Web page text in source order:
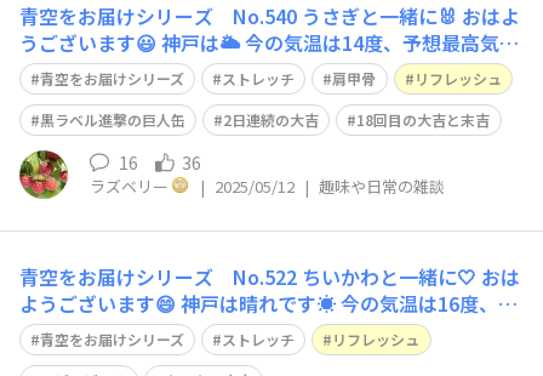
青空をお届けシリーズ No.540 うさぎと一緒に🐰 おはよ
うございます😃 神戸は🌥️ 今の気温は14度、予想最高気温
は21度です。 今日のストレッチは、難易度⭐️⭐️ 立ってでも
座ってでも行って頂けます。 骨盤を立てて、下腹を引き
上げて背筋を伸ばします。 息を吸って、右腕を頭の上へ
まっすぐに
青空をお届けシリーズ ストレッチ 肩甲骨
リフレッシュ
黒ラベル進撃の巨人缶
2日連続の大吉 18回目の大吉と末吉
16 36
ラズベリー | 2025/05/12 | 趣味や日常の雑談
青空をお届けシリーズ No.522 ちいかわと一緒に🤍 おは
ようございます😄 神戸は晴れです☀️ 今の気温は16度、予
想最高気温は21度です。 今日のストレッチは、難易度⭐️⭐️
背筋を伸ばしてまっすぐに立ちます。 座ってでも大丈夫
青空をお届けシリーズ ストレッチ
リフレッシュ